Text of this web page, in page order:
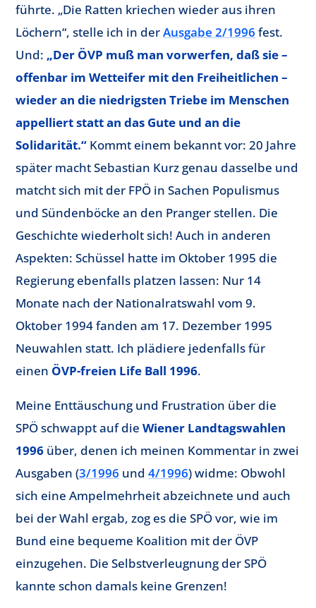
führte. „Die Ratten kriechen wieder aus ihren
Löchern“, stelle ich in derAusgabe 2/1996 fest.
Und: „Der ÖVP muß man vorwerfen, daß sie –
offenbar im Wetteifer mit den Freiheitlichen –
wieder an die niedrigsten Triebe im Menschen
appelliert statt an das Gute und an die
Solidarität.“ Kommt einem bekannt vor: 20 Jahre
später macht Sebastian Kurz genau dasselbe und
matcht sich mit der FPÖ in Sachen Populismus
und Sündenböcke an den Pranger stellen. Die
Geschichte wiederholt sich! Auch in anderen
Aspekten: Schüssel hatte im Oktober 1995 die
Regierung ebenfalls platzen lassen: Nur 14
Monate nach der Nationalratswahl vom 9.
Oktober 1994 fanden am 17. Dezember 1995
Neuwahlen statt. Ich plädiere jedenfalls für
einen ÖVP-freien Life Ball 1996.
Meine Enttäuschung und Frustration über die
SPÖ schwappt auf die Wiener Landtagswahlen
1996 über, denen ich meinen Kommentar in zwei
Ausgaben (3/1996 und 4/1996) widme: Obwohl
sich eine Ampelmehrheit abzeichnete und auch
bei der Wahl ergab, zog es die SPÖ vor, wie im
Bund eine bequeme Koalition mit der ÖVP
einzugehen. Die Selbstverleugnung der SPÖ
kannte schon damals keine Grenzen!